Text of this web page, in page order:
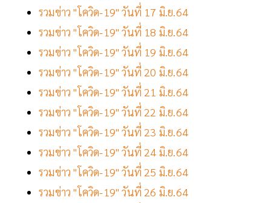
รวมข่าว "โควิด-19" วันที่ 17 มิ.ย.64
รวมข่าว "โควิด-19" วันที่ 18 มิ.ย.64
รวมข่าว "โควิด-19" วันที่ 19 มิ.ย.64
รวมข่าว "โควิด-19" วันที่ 20 มิ.ย.64
รวมข่าว "โควิด-19" วันที่ 21 มิ.ย.64
รวมข่าว "โควิด-19" วันที่ 22 มิ.ย.64
รวมข่าว "โควิด-19" วันที่ 23 มิ.ย.64
รวมข่าว "โควิด-19" วันที่ 24 มิ.ย.64
รวมข่าว "โควิด-19" วันที่ 25 มิ.ย.64
รวมข่าว "โควิด-19" วันที่ 26 มิ.ย.64